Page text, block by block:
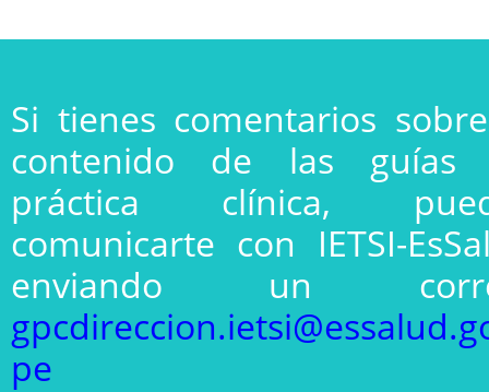
Si tienes comentarios
contenido de las guías
práctica clínica,
comunicarte con IETSI-
enviando un
pe